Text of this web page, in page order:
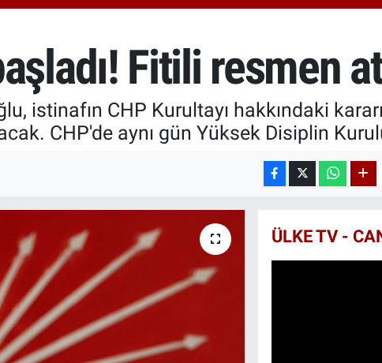
6618.49
%2.12
Fitili resmen
istinafın CHP Kurultayı hakkındaki
CHP'de aynı gün Yüksek Disiplin
ÜLKE TV -